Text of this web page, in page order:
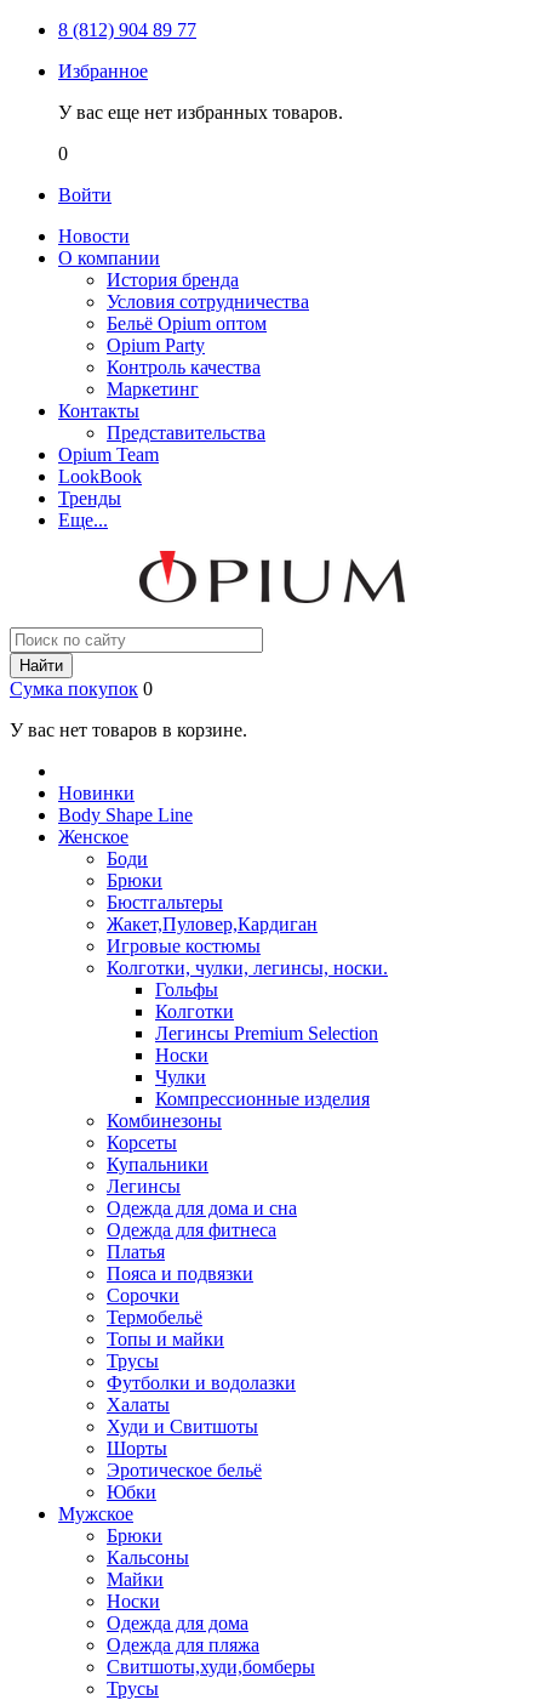
8 (812) 904 89 77
Избранное
У вас еще нет избранных товаров.
0
Войти
Новости
О компании
История бренда
Условия сотрудничества
Бельё Opium оптом
Opium Party
Контроль качества
Маркетинг
Контакты
Представительства
Opium Team
LookBook
Тренды
Еще...
Найти
Сумка покупок 0
У вас нет товаров в корзине.
Новинки
Body Shape Line
Женское
Боди
Брюки
Бюстгальтеры
Жакет,Пуловер,Кардиган
Игровые костюмы
Колготки, чулки, легинсы, носки.
Гольфы
Колготки
Легинсы Premium Selection
Носки
Чулки
Компрессионные изделия
Комбинезоны
Корсеты
Купальники
Легинсы
Одежда для дома и сна
Одежда для фитнеса
Платья
Пояса и подвязки
Сорочки
Термобельё
Топы и майки
Трусы
Футболки и водолазки
Халаты
Худи и Свитшоты
Шорты
Эротическое бельё
Юбки
Мужское
Брюки
Кальсоны
Майки
Носки
Одежда для дома
Одежда для пляжа
Свитшоты,худи,бомберы
Трусы